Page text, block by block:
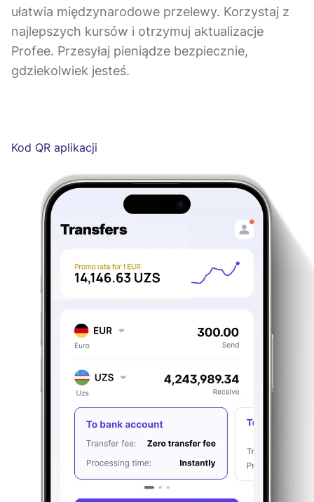
ułatwia międzynarodowe przelewy. Korzystaj z
najlepszych kursów i otrzymuj aktualizacje
Profee. Przesyłaj pieniądze bezpiecznie,
gdziekolwiek jesteś.
Kod QR aplikacji